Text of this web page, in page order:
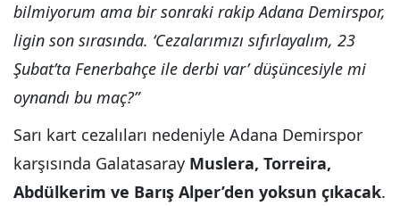
bilmiyorum ama bir sonraki rakip Adana Demirspor,
ligin son sırasında. ‘Cezalarımızı sıfırlayalım, 23
Şubat’ta Fenerbahçe ile derbi var’ düşüncesiyle mi
oynandı bu maç?”
Sarı kart cezalıları nedeniyle Adana Demirspor
karşısında Galatasaray Muslera, Torreira,
Abdülkerim ve Barış Alper’den yoksun çıkacak.